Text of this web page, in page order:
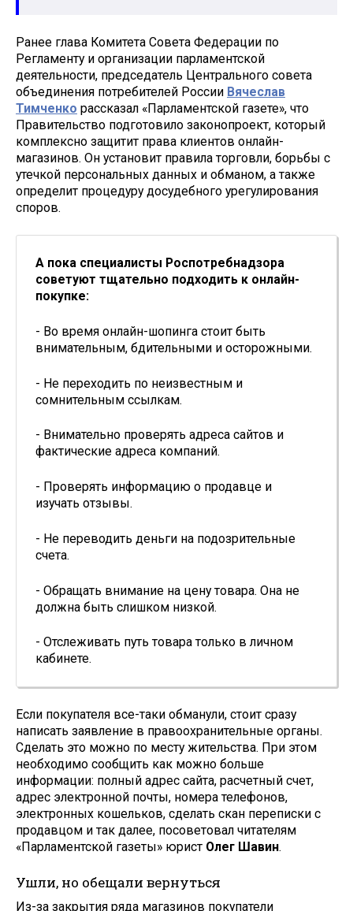
Ранее глава Комитета Совета Федерации по
Регламенту и организации парламентской
деятельности, председатель Центрального совета
объединения потребителей России Вячеслав
Тимченко рассказал «Парламентской газете», что
Правительство подготовило законопроект, который
комплексно защитит права клиентов онлайн-
магазинов. Он установит правила торговли, борьбы с
утечкой персональных данных и обманом, а также
определит процедуру досудебного урегулирования
споров.
А пока специалисты Роспотребнадзора
советуют тщательно подходить к онлайн-
покупке:
- Во время онлайн-шопинга стоит быть
внимательным, бдительными и осторожными.
- Не переходить по неизвестным и
сомнительным ссылкам.
- Внимательно проверять адреса сайтов и
фактические адреса компаний.
- Проверять информацию о продавце и
изучать отзывы.
- Не переводить деньги на подозрительные
счета.
- Обращать внимание на цену товара. Она не
должна быть слишком низкой.
- Отслеживать путь товара только в личном
кабинете.
Если покупателя все-таки обманули, стоит сразу
написать заявление в правоохранительные органы.
Сделать это можно по месту жительства. При этом
необходимо сообщить как можно больше
информации: полный адрес сайта, расчетный счет,
адрес электронной почты, номера телефонов,
электронных кошельков, сделать скан переписки с
продавцом и так далее, посоветовал читателям
«Парламентской газеты» юрист Олег Шавин.
Ушли, но обещали вернуться
Из-за закрытия ряда магазинов покупатели